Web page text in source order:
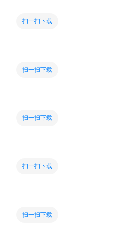
扫一扫下载
扫一扫下载
扫一扫下载
扫一扫下载
扫一扫下载